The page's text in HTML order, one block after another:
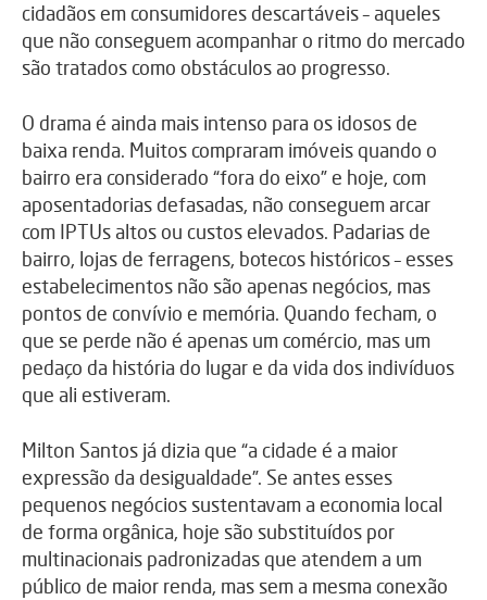
cidadãos em consumidores descartáveis – aqueles
que não conseguem acompanhar o ritmo do mercado
são tratados como obstáculos ao progresso.
O drama é ainda mais intenso para os idosos de
baixa renda. Muitos compraram imóveis quando o
bairro era considerado “fora do eixo” e hoje, com
aposentadorias defasadas, não conseguem arcar
com IPTUs altos ou custos elevados. Padarias de
bairro, lojas de ferragens, botecos históricos – esses
estabelecimentos não são apenas negócios, mas
pontos de convívio e memória. Quando fecham, o
que se perde não é apenas um comércio, mas um
pedaço da história do lugar e da vida dos indivíduos
que ali estiveram.
Milton Santos já dizia que “a cidade é a maior
expressão da desigualdade”. Se antes esses
pequenos negócios sustentavam a economia local
de forma orgânica, hoje são substituídos por
multinacionais padronizadas que atendem a um
público de maior renda, mas sem a mesma conexão